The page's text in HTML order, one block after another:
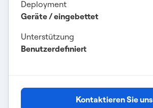
Deployment
Geräte / eingebettet
Unterstützung
Benutzerdefiniert
Kontaktieren Sie uns